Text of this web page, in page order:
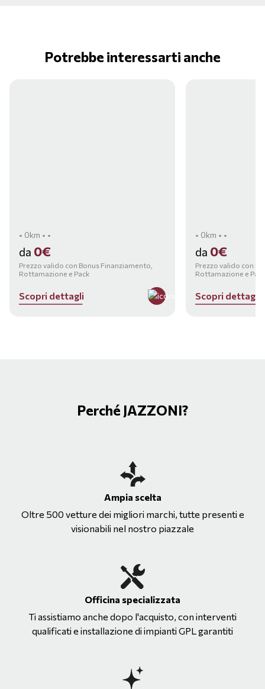
Potrebbe interessarti anche
• 0km • •
da 0€
Prezzo valido con Bonus Finanziamento,
Rottamazione e Pack
Scopri dettagli
• 0km • •
da 0€
Prezzo valido con
Rottamazione e
Scopri dettag
Perché JAZZONI?
Ampia scelta
Oltre 500 vetture dei migliori marchi, tutte presenti e
visionabili nel nostro piazzale
Officina specializzata
Ti assistiamo anche dopo l'acquisto, con interventi
qualificati e installazione di impianti GPL garantiti